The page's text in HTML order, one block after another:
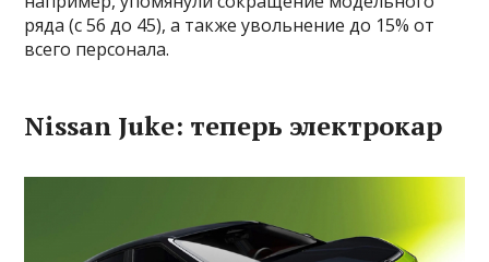
ряда (с 56 до 45), а также увольнение до 15% от
всего персонала.
Nissan Juke: теперь электрокар